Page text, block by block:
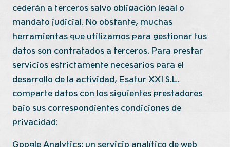
cederán a terceros salvo obligación legal o
mandato judicial. No obstante, muchas
herramientas que utilizamos para gestionar tus
datos son contratados a terceros. Para prestar
servicios estrictamente necesarios para el
desarrollo de la actividad, Esatur XXI S.L.
comparte datos con los siguientes prestadores
bajo sus correspondientes condiciones de
privacidad:
Google Analytics: un servicio analítico de web